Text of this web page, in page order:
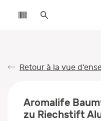
Retour à la vue
Aromalife
zu Riechstift